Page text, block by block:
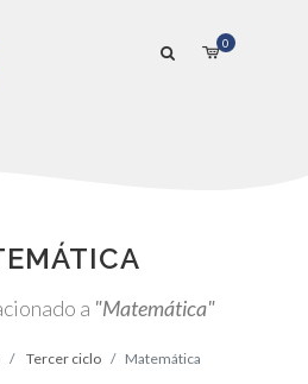
0
a "Matemática"
Tercer ciclo Matemática